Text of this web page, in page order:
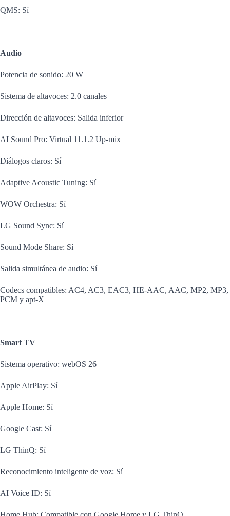
QMS: Sí
Audio
Potencia de sonido: 20 W
Sistema de altavoces: 2.0 canales
Dirección de altavoces: Salida inferior
AI Sound Pro: Virtual 11.1.2 Up-mix
Diálogos claros: Sí
Adaptive Acoustic Tuning: Sí
WOW Orchestra: Sí
LG Sound Sync: Sí
Sound Mode Share: Sí
Salida simultánea de audio: Sí
Codecs compatibles: AC4, AC3, EAC3, HE-AAC, AAC, MP2, MP3,
PCM y apt-X
Smart TV
Sistema operativo: webOS 26
Apple AirPlay: Sí
Apple Home: Sí
Google Cast: Sí
LG ThinQ: Sí
Reconocimiento inteligente de voz: Sí
AI Voice ID: Sí